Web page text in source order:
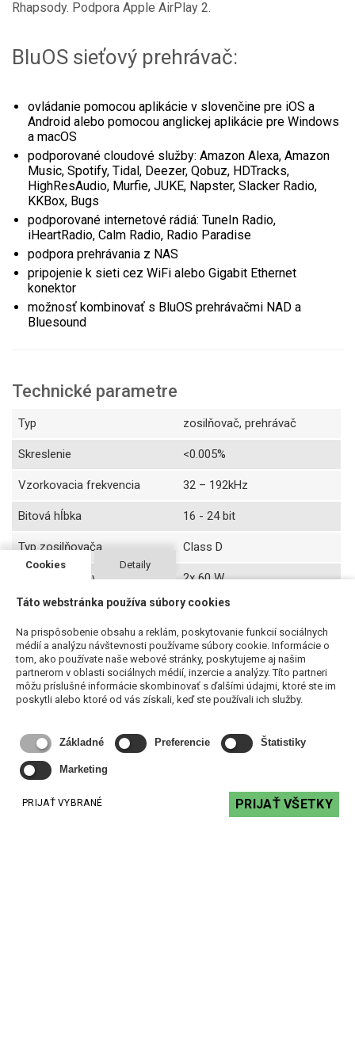
Rhapsody. Podpora Apple AirPlay 2.
BluOS sieťový prehrávač:
ovládanie pomocou aplikácie v slovenčine pre iOS a
Android alebo pomocou anglickej aplikácie pre Windows
a macOS
podporované cloudové služby: Amazon Alexa, Amazon
Music, Spotify, Tidal, Deezer, Qobuz, HDTracks,
HighResAudio, Murfie, JUKE, Napster, Slacker Radio,
KKBox, Bugs
podporované internetové rádiá: TuneIn Radio,
iHeartRadio, Calm Radio, Radio Paradise
podpora prehrávania z NAS
pripojenie k sieti cez WiFi alebo Gigabit Ethernet
konektor
možnosť kombinovať s BluOS prehrávačmi NAD a
Bluesound
Technické parametre
Typ zosilňovač, prehrávač
Skreslenie <0.005%
Vzorkovacia frekvencia 32 – 192kHz
Bitová hĺbka 16 - 24 bit
Typ zosilňovača Class D
Výkon zosilňovača 2x 60 W
Vstupy
Analóg RCA Stereo, SPDIF
optický (Toslink), USB Typ A,
USB Typ B, 3,5mm Jack
Výstupy
Subwoofer výstup, výstup
reproduktora
Dostupné prevedenia
Hmotnosť
Cookies Detaily
Táto webstránka používa súbory cookies
Na prispôsobenie obsahu a reklám, poskytovanie funkcií sociálnych
médií a analýzu návštevnosti používame súbory cookie. Informácie o
tom, ako používate naše webové stránky, poskytujeme aj našim
partnerom v oblasti sociálnych médií, inzercie a analýzy. Títo partneri
môžu príslušné informácie skombinovať s ďalšími údajmi, ktoré ste im
poskytli alebo ktoré od vás získali, keď ste používali ich služby.
Základné Preferencie Štatistiky
Marketing
PRIJAŤ VYBRANÉ PRIJAŤ VŠETKY